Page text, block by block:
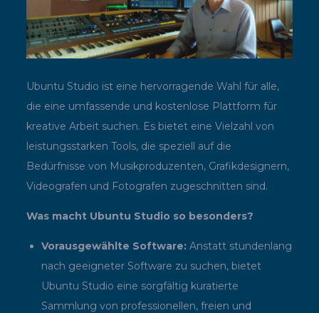
Ubuntu Studio ist eine hervorragende Wahl für alle,
die eine umfassende und kostenlose Plattform für
kreative Arbeit suchen. Es bietet eine Vielzahl von
leistungsstarken Tools, die speziell auf die
Bedürfnisse von Musikproduzenten, Grafikdesignern,
Videografen und Fotografen zugeschnitten sind.
Was macht Ubuntu Studio so besonders?
Vorausgewählte Software: Anstatt stundenlang
nach geeigneter Software zu suchen, bietet
Ubuntu Studio eine sorgfältig kuratierte
Sammlung von professionellen, freien und